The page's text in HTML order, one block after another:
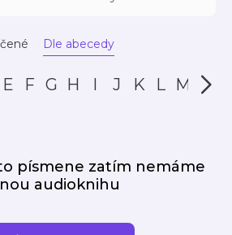
Dle abecedy
E F G H I J K L M N
písmene zatím nemáme
audioknihu